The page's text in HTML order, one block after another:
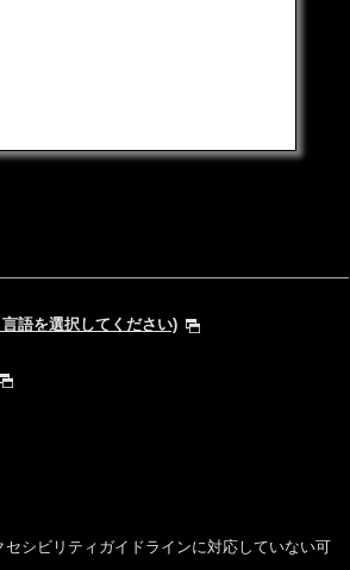
語を選択してください)
シビリティガイドラインに対応していない可